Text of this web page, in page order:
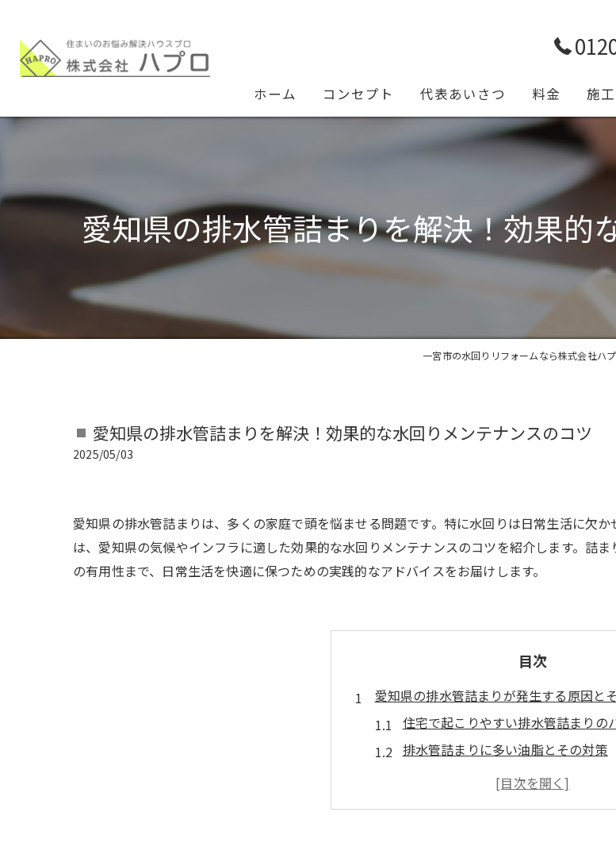
ホーム コンセプト 代表あいさつ 料金 施
愛知県の排水管詰まりを解決！効果的
一宮市の水回りリフォームなら株式会社ハ
愛知県の排水管詰まりを解決！効果的な水回りメンテナンスのコツ
2025/05/03
愛知県の排水管詰まりは、多くの家庭で頭を悩ませる問題です。特に水回りは日常生活に欠
は、愛知県の気候やインフラに適した効果的な水回りメンテナンスのコツを紹介します。詰
の有用性まで、日常生活を快適に保つための実践的なアドバイスをお届けします。
目次
愛知県の排水管詰まりが発生する原因と
住宅で起こりやすい排水管詰まりの
排水管詰まりに多い油脂とその対策
愛知県特有の気候が与える排水管へ